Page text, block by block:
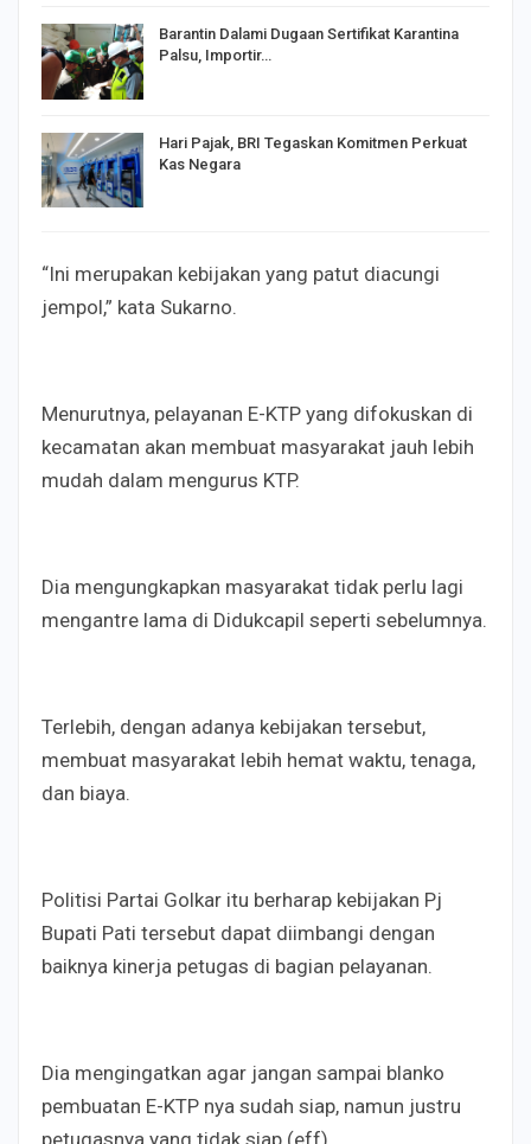
Barantin Dalami Dugaan Sertifikat Karantina
Palsu, Importir…
Hari Pajak, BRI Tegaskan Komitmen Perkuat
Kas Negara
“Ini merupakan kebijakan yang patut diacungi
jempol,” kata Sukarno.
Menurutnya, pelayanan E-KTP yang difokuskan di
kecamatan akan membuat masyarakat jauh lebih
mudah dalam mengurus KTP.
Dia mengungkapkan masyarakat tidak perlu lagi
mengantre lama di Didukcapil seperti sebelumnya.
Terlebih, dengan adanya kebijakan tersebut,
membuat masyarakat lebih hemat waktu, tenaga,
dan biaya.
Politisi Partai Golkar itu berharap kebijakan Pj
Bupati Pati tersebut dapat diimbangi dengan
baiknya kinerja petugas di bagian pelayanan.
Dia mengingatkan agar jangan sampai blanko
pembuatan E-KTP nya sudah siap, namun justru